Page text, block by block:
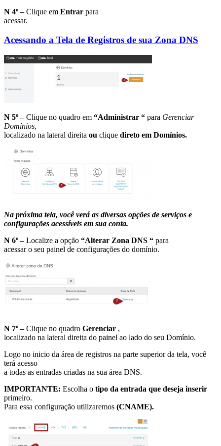
N 4º –Clique em Entrar para
acessar.
Acessando a Tela de Registros de sua Zona DNS
N 5º –Clique no quadro em “Administrar “ para Gerenciar
Domínios,
localizado na lateral direita ou clique direto em Domínios.
Na próxima tela, você verá as diversas opções de serviços e
configurações acessíveis em sua conta.
N 6º –Localize a opção “Alterar Zona DNS “ para
acessar o seu painel de configurações do domínio.
N 7º –Clique no quadro Gerenciar ,
localizado na lateral direita do painel ao lado do seu Domínio.
Logo no inicio da área de registros na parte superior da tela, você
terá acesso
a todas as entradas criadas na sua área DNS.
IMPORTANTE: Escolha o tipo da entrada que deseja inserir
primeiro.
Para essa configuração utilizaremos (CNAME).